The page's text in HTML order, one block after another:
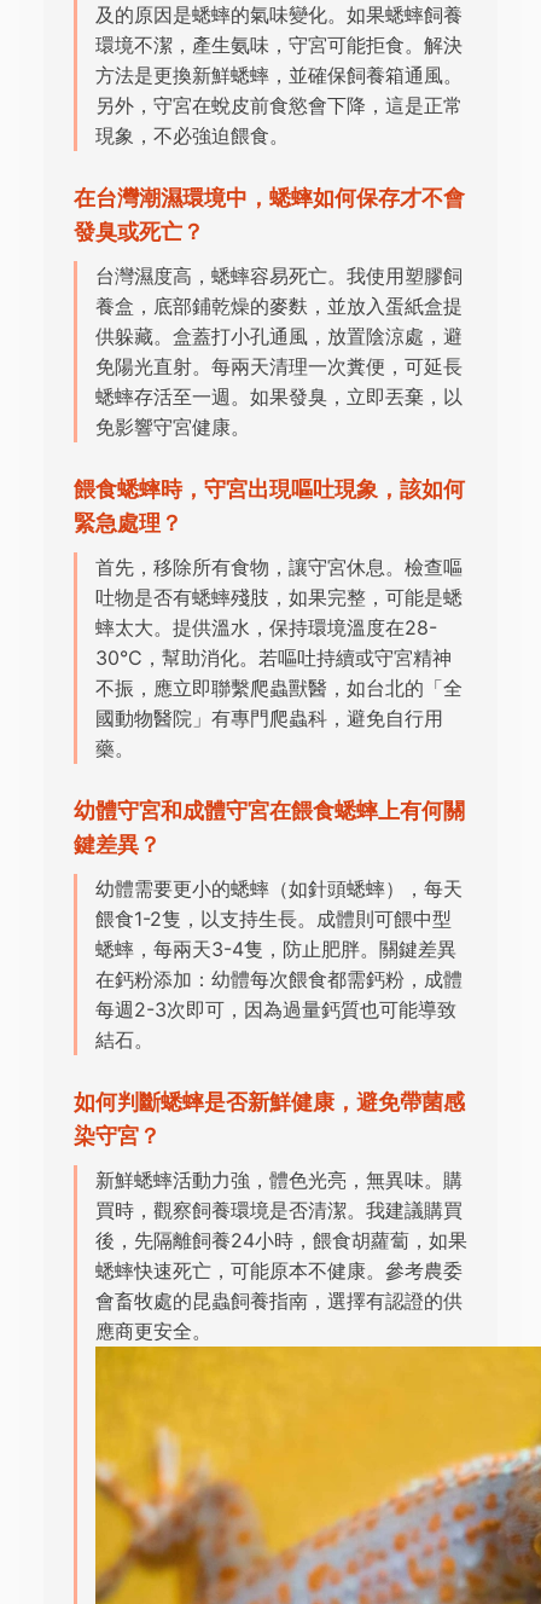
及的原因是蟋蟀的氣味變化。如果蟋蟀飼養
環境不潔，產生氨味，守宮可能拒食。解決
方法是更換新鮮蟋蟀，並確保飼養箱通風。
另外，守宮在蛻皮前食慾會下降，這是正常
現象，不必強迫餵食。
在台灣潮濕環境中，蟋蟀如何保存才不會
發臭或死亡？
台灣濕度高，蟋蟀容易死亡。我使用塑膠飼
養盒，底部鋪乾燥的麥麩，並放入蛋紙盒提
供躲藏。盒蓋打小孔通風，放置陰涼處，避
免陽光直射。每兩天清理一次糞便，可延長
蟋蟀存活至一週。如果發臭，立即丟棄，以
免影響守宮健康。
餵食蟋蟀時，守宮出現嘔吐現象，該如何
緊急處理？
首先，移除所有食物，讓守宮休息。檢查嘔
吐物是否有蟋蟀殘肢，如果完整，可能是蟋
蟀太大。提供溫水，保持環境溫度在28-
30°C，幫助消化。若嘔吐持續或守宮精神
不振，應立即聯繫爬蟲獸醫，如台北的「全
國動物醫院」有專門爬蟲科，避免自行用
藥。
幼體守宮和成體守宮在餵食蟋蟀上有何關
鍵差異？
幼體需要更小的蟋蟀（如針頭蟋蟀），每天
餵食1-2隻，以支持生長。成體則可餵中型
蟋蟀，每兩天3-4隻，防止肥胖。關鍵差異
在鈣粉添加：幼體每次餵食都需鈣粉，成體
每週2-3次即可，因為過量鈣質也可能導致
結石。
如何判斷蟋蟀是否新鮮健康，避免帶菌感
染守宮？
新鮮蟋蟀活動力強，體色光亮，無異味。購
買時，觀察飼養環境是否清潔。我建議購買
後，先隔離飼養24小時，餵食胡蘿蔔，如果
蟋蟀快速死亡，可能原本不健康。參考農委
會畜牧處的昆蟲飼養指南，選擇有認證的供
應商更安全。